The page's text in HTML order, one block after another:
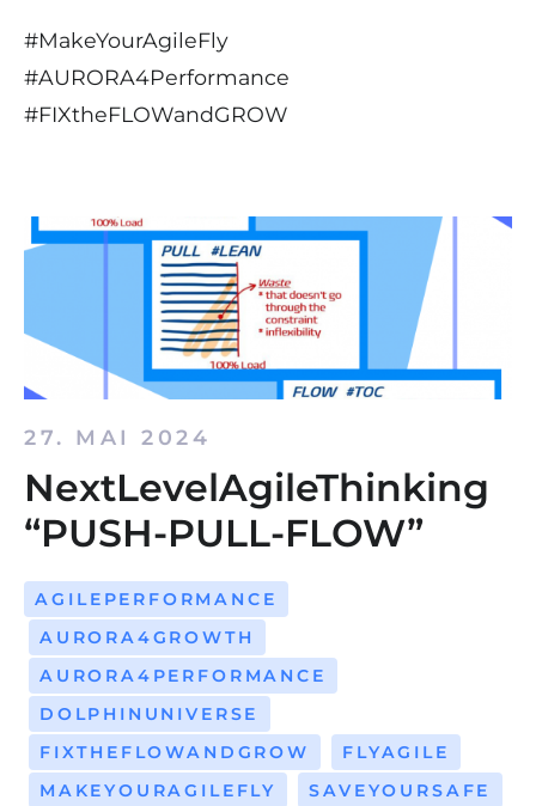
#MakeYourAgileFly
#AURORA4Performance
#FIXtheFLOWandGROW
27. MAI 2024
NextLevelAgileThinking
“PUSH-PULL-FLOW”
AGILEPERFORMANCE
AURORA4GROWTH
AURORA4PERFORMANCE
DOLPHINUNIVERSE
FIXTHEFLOWANDGROW
FLYAGILE
MAKEYOURAGILEFLY
SAVEYOURSAFE